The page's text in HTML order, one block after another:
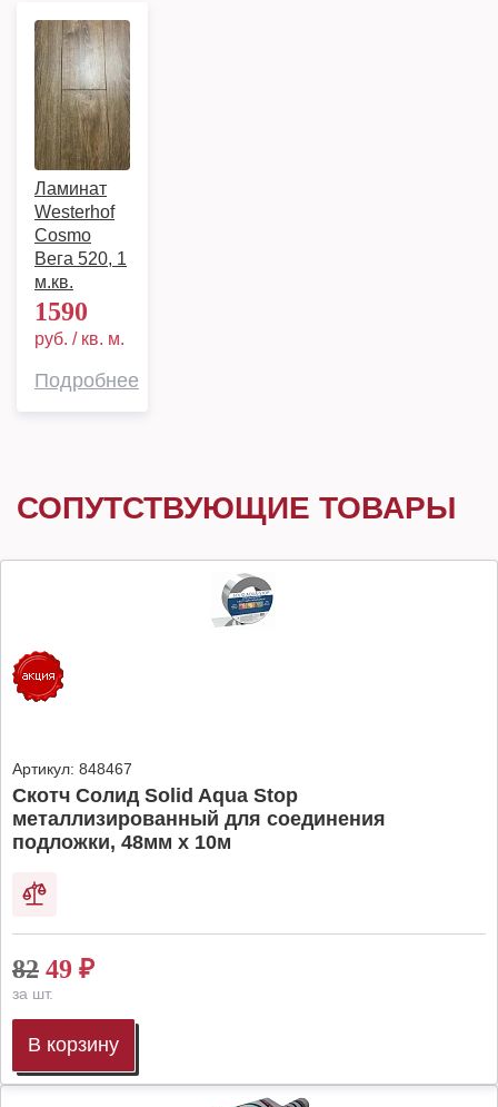
Ламинат
Westerhof
Cosmo
Вега 520, 1
м.кв.
1590
руб. / кв. м.
Подробнее
СОПУТСТВУЮЩИЕ ТОВАРЫ
Артикул: 848467
Скотч Солид Solid Aqua Stop
металлизированный для соединения
подложки, 48мм х 10м
82 49 ₽
за шт.
В корзину